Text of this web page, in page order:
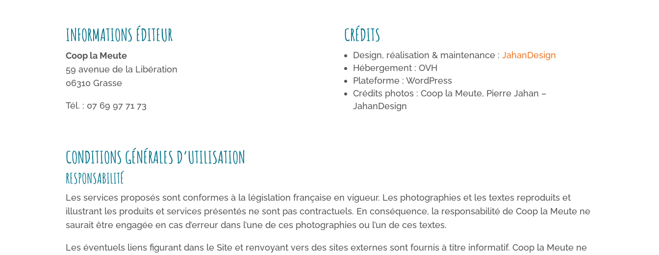
INFORMATIONS ÉDITEUR
Coop la Meute
59 avenue de la Libération
06310 Grasse
Tél. : 07 69 97 71 73
CRÉDITS
Design, réalisation & maintenance : JahanDesign
Hébergement : OVH
Plateforme : WordPress
Crédits photos : Coop la Meute, Pierre Jahan –
JahanDesign
CONDITIONS GÉNÉRALES D’UTILISATION
RESPONSABILITÉ
Les services proposés sont conformes à la législation française en vigueur. Les photographies et les textes reproduits et
illustrant les produits et services présentés ne sont pas contractuels. En conséquence, la responsabilité de Coop la Meute ne
saurait être engagée en cas d’erreur dans l’une de ces photographies ou l’un de ces textes.
Les éventuels liens figurant dans le Site et renvoyant vers des sites externes sont fournis à titre informatif. Coop la Meute ne